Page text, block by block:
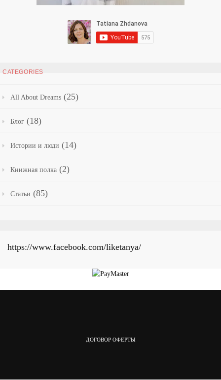
CATEGORIES
All About Dreams (25)
Блог (18)
Истории и люди (14)
Книжная полка (2)
Статьи (85)
https://www.facebook.com/liketanya/
ДОГОВОР ОФЕРТЫ